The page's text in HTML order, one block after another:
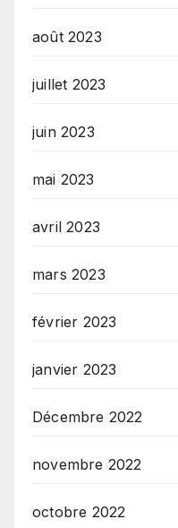
août 2023
juillet 2023
juin 2023
mai 2023
avril 2023
mars 2023
février 2023
janvier 2023
Décembre 2022
novembre 2022
octobre 2022